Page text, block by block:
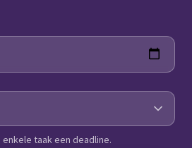
taak een deadline.